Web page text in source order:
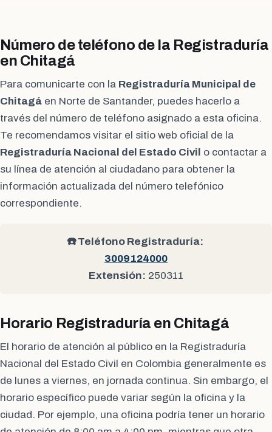
Número de teléfono de la Registraduría
en Chitagá
Para comunicarte con la Registraduría Municipal de
Chitagá en Norte de Santander, puedes hacerlo a
través del número de teléfono asignado a esta oficina.
Te recomendamos visitar el sitio web oficial de la
Registraduría Nacional del Estado Civil o contactar a
su línea de atención al ciudadano para obtener la
información actualizada del número telefónico
correspondiente.
☎️ Teléfono Registraduría:
3009124000
Extensión: 250311
Horario Registraduría en Chitagá
El horario de atención al público en la Registraduría
Nacional del Estado Civil en Colombia generalmente es
de lunes a viernes, en jornada continua. Sin embargo, el
horario específico puede variar según la oficina y la
ciudad. Por ejemplo, una oficina podría tener un horario